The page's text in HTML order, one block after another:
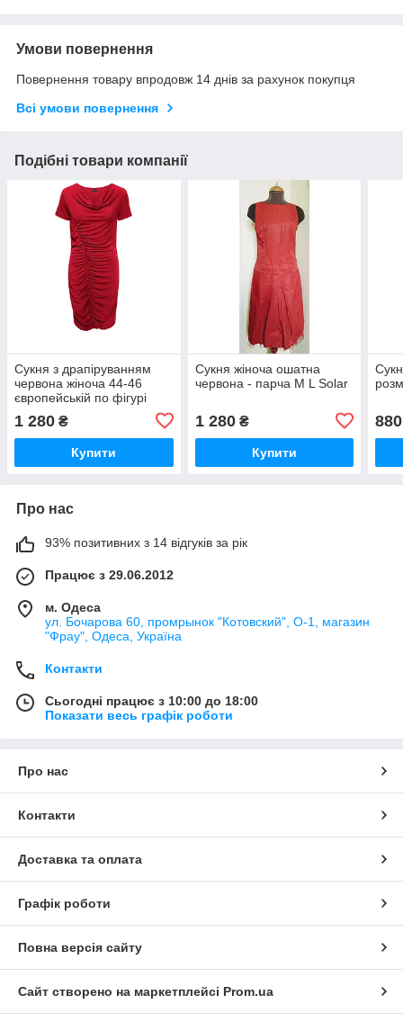
Умови повернення
Повернення товару впродовж 14 днів за рахунок покупця
Всі умови повернення
Подібні товари компанії
Сукня з драпіруванням
червона жіноча 44-46
європейській по фігурі
1 280 ₴
Купити
Сукня жіноча ошатна
червона - парча M L Solar
1 280₴
Купити
880
Про нас
93% позитивних з 14 відгуків за рік
Працює з 29.06.2012
м. Одеса
ул. Бочарова 60, промрынок "Котовский", О-1, магазин
"Фрау", Одеса, Україна
Контакти
Сьогодні працює з 10:00 до 18:00
Показати весь графік роботи
Про нас
Контакти
Доставка та оплата
Графік роботи
Повна версія сайту
Сайт створено на маркетплейсі Prom.ua